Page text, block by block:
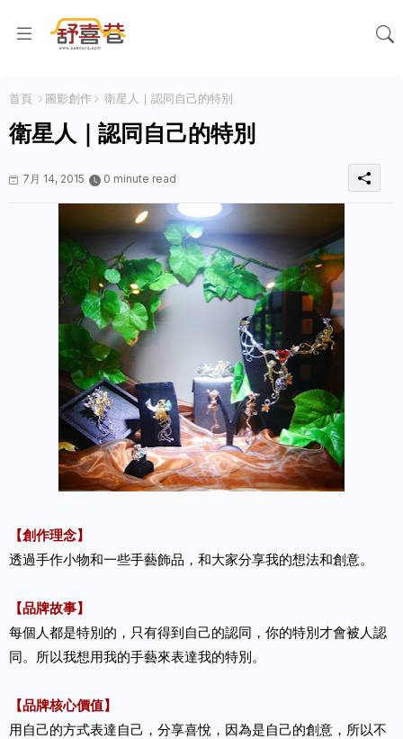
首頁 圖影創作 衛星人｜認同自己的特別
衛星人｜認同自己的特別
7月 14, 2015 0 minute read
【創作理念】
透過手作小物和一些手藝飾品，和大家分享我的想法和創意。
【品牌故事】
每個人都是特別的，只有得到自己的認同，你的特別才會被人認
同。所以我想用我的手藝來表達我的特別。
【品牌核心價值】
用自己的方式表達自己，分享喜悅，因為是自己的創意，所以不